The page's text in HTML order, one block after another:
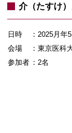
介（たすけ
日時 ：2025月年
会場
：東京医
参加者 ：2名